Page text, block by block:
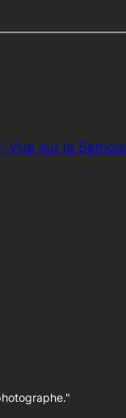
Vue sur la Semois